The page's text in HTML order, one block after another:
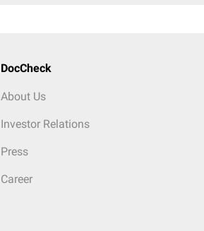
DocCheck
About Us
Investor Relations
Press
Career